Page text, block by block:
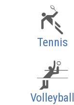
Tennis
Volleyball